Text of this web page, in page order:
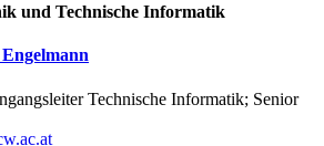
und Technische Informatik
Technische Informatik; Senior